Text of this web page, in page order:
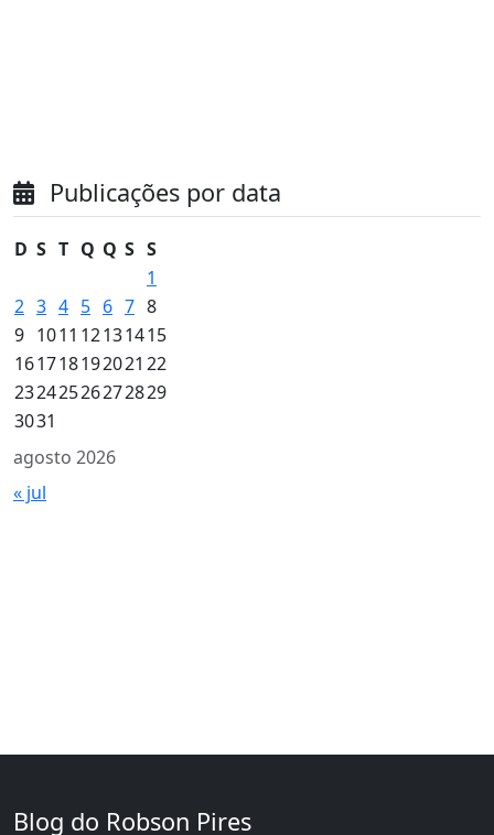
Publicações por data
agosto 2026
D S T Q Q S S
1
2 3 4 5 6 7 8
9 1011 12131415
161718192021 22
23242526272829
3031
« jul
Blog do Robson Pires